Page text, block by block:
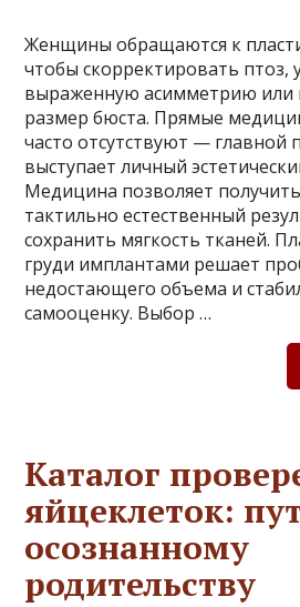
Женщины обращаются к
чтобы скорректировать птоз,
выраженную асимметрию или
размер бюста. Прямые
часто отсутствуют — главной
выступает личный
Медицина позволяет
тактильно естественный
сохранить мягкость тканей.
груди имплантами решает
недостающего объема и
самооценку. Выбор …
Каталог
яйцеклеток:
осознанному
родительству